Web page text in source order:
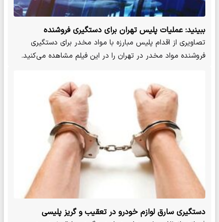
ببینید: عملیات پلیس تهران برای دستگیری فروشنده
ماری‌جوانا
تصاویری از اقدام پلیس مبارزه با مواد مخدر برای دستگیری
فروشنده مواد مخدر در تهران را در این فیلم مشاهده می‌کنید.
دستگیری سارق لوازم خودرو در تعقیب و گریز پلیسی